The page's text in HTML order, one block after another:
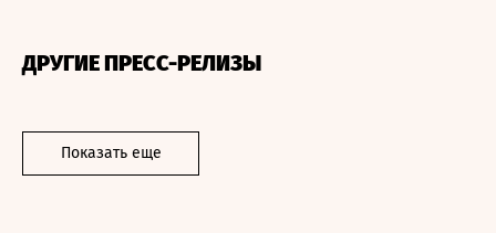
ДРУГИЕ ПРЕСС-РЕЛИЗЫ
Показать еще